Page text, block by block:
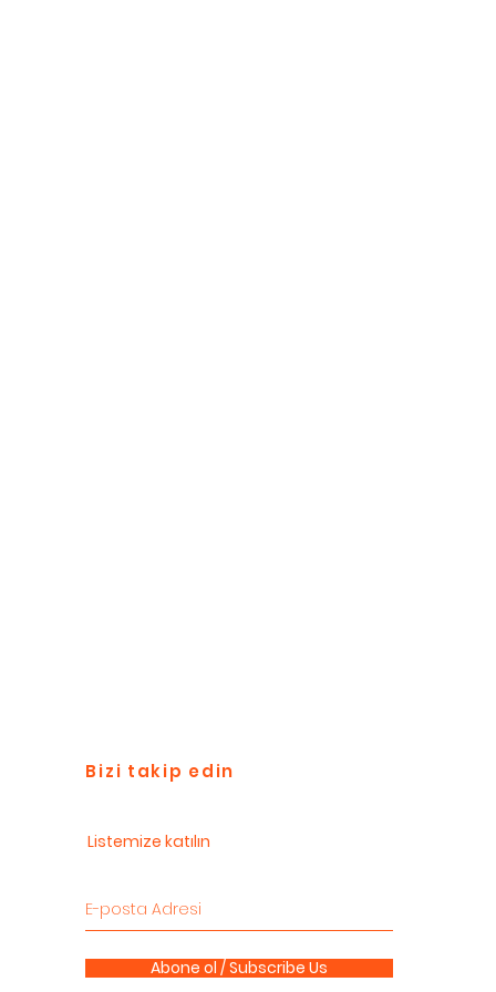
Bizi takip edin
Listemize katılın
Abone ol / Subscribe Us